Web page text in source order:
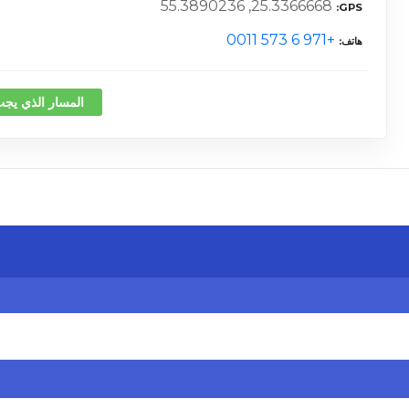
GPS
25.3366668, 55.3890236
هاتف +971 6 573 0011
المسار الذي